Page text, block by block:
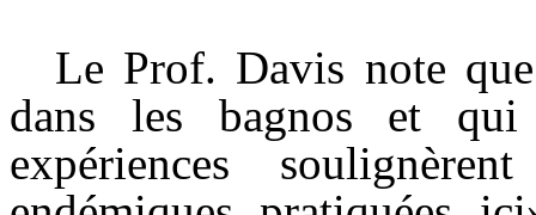
Le Prof. Davis note
dans les bagnos et qui
expériences